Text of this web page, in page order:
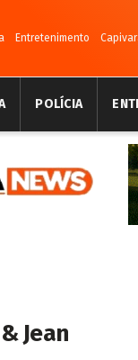
Entretenimento
POLÍCIA
Jean